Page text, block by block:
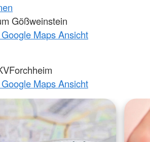
Gößweinstein
Maps Ansicht
Maps Ansicht